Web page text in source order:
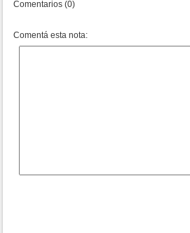
Comentarios (0)
Comentá esta nota: